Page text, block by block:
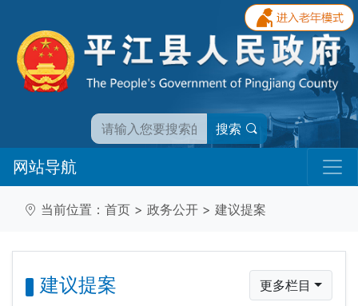
搜索
网站导航
当前位置： 首页 > 政务公开 > 建议提案
建议提案 更多栏目